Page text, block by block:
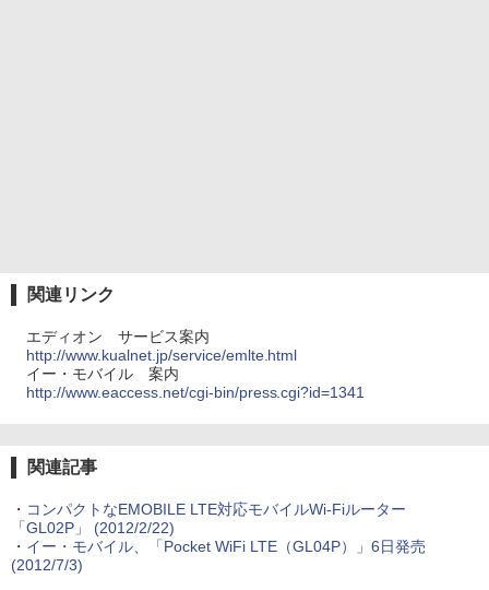
関連リンク
エディオン サービス案内
http://www.kualnet.jp/service/emlte.html
イー・モバイル 案内
http://www.eaccess.net/cgi-bin/press.cgi?id=1341
関連記事
・ コンパクトなEMOBILE LTE対応モバイルWi-Fiルーター
「GL02P」
(2012/2/22)
・ イー・モバイル、「Pocket WiFi LTE（GL04P）」6日発売
(2012/7/3)